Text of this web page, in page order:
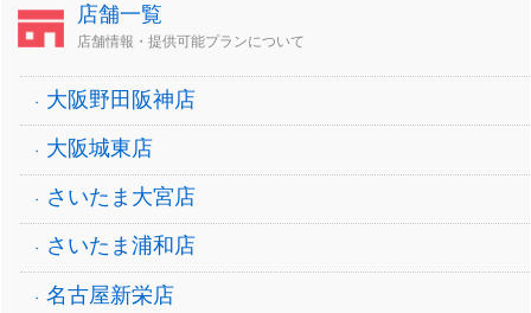
店舗一覧
店舗情報・提供可能プランについて
大阪野田阪神店
大阪城東店
さいたま大宮店
さいたま浦和店
名古屋新栄店